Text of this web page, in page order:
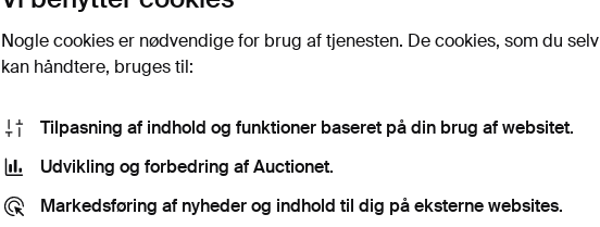
Nogle cookies er nødvendige for brug af tjenesten. De cookies, som du selv
kan håndtere, bruges til:
Tilpasning af indhold og funktioner baseret på din brug af websitet.
Udvikling og forbedring af Auctionet.
Markedsføring af nyheder og indhold til dig på eksterne websites.